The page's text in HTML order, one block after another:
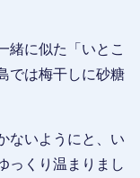
緒に似た「いとこ
では梅干しに砂糖
ないようにと、い
っくり温まりまし